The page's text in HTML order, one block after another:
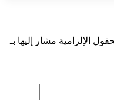
الإلزامية مشار إليها بـ